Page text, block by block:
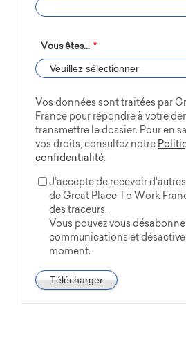
Vous êtes... *
Vos données sont traitées par
France pour répondre à votre
transmettre le dossier. Pour en
vos droits, consultez notre
confidentialité.
J'accepte de recevoir
de Great Place To Work
des traceurs.
Vous pouvez vous
communications et
moment.